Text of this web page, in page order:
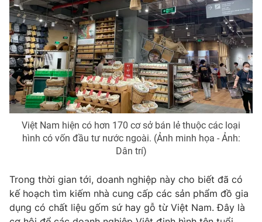
VTV Money VTV Thể thao
VTV Sức khoẻ Bất động sản
Thị trường 24h Tấm lòng Việt
VTV4 Vươn mình bằng AI
VTV9 VTV8
Liên hệ tòa soạn English
Việt Nam hiện có hơn 170 cơ sở bán lẻ thuộc các loại
hình có vốn đầu tư nước ngoài. (Ảnh minh họa - Ảnh:
Dân trí)
Trong thời gian tới, doanh nghiệp này cho biết đã có
kế hoạch tìm kiếm nhà cung cấp các sản phẩm đồ gia
dụng có chất liệu gốm sứ hay gỗ từ Việt Nam. Đây là